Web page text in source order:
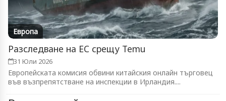
Европа
Разследване на ЕС срещу Temu
31 Юли 2026
Европейската комисия обвини китайския онлайн търговец
във възпрепятстване на инспекции в Ирландия....